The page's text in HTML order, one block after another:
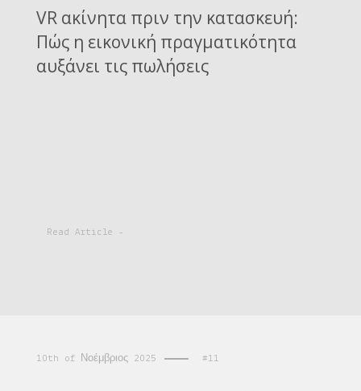
VR ακίνητα πριν την κατασκευή:
Πώς η εικονική πραγματικότητα
αυξάνει τις πωλήσεις
Read Article -
10th of Νοέμβριος 2025 #11